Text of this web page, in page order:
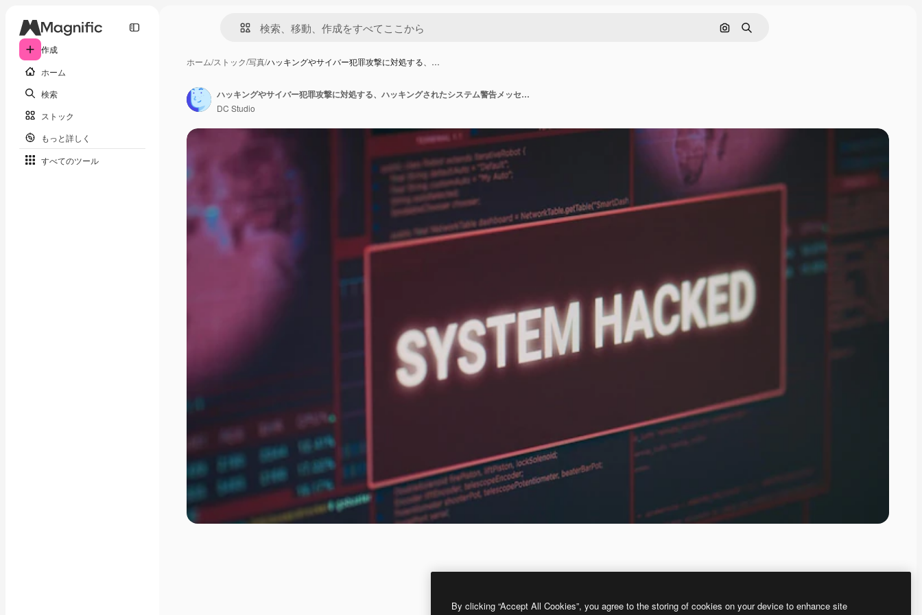
作成
ホーム
検索
ストック
もっと詳しく
すべてのツール
画像で検索
検索
ホーム/ストック/写真/ハッキングやサイバー犯罪攻撃に対処する、…
ハッキングやサイバー犯罪攻撃に対処する、ハッキングされたシステム警告メッセージが画面上に点滅するコンピューターモニター。セキュリティ侵害の警告とマルウェアの脅威を表示します。閉じる。
DC Studio
By clicking “Accept All Cookies”, you agree to the storing of cookies on your device to enhance site